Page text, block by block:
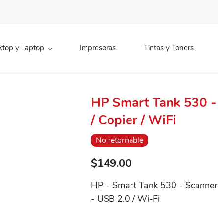
y Laptop Impresoras Tintas y Toners
HP Smart Tank 530
/ Copier / WiFi
No retornable
$149.00
HP - Smart Tank 530 -
- USB 2.0 / Wi-Fi